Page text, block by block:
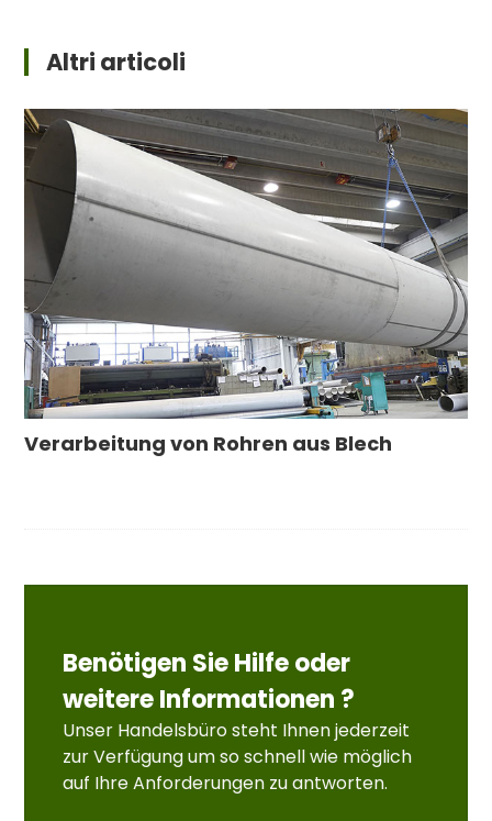
Altri articoli
Verarbeitung von Rohren aus Blech
Benötigen Sie Hilfe oder
weitere Informationen ?
Unser Handelsbüro steht Ihnen jederzeit
zur Verfügung um so schnell wie möglich
auf Ihre Anforderungen zu antworten.